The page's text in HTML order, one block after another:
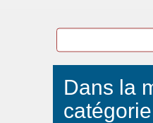
Dans la
catégorie